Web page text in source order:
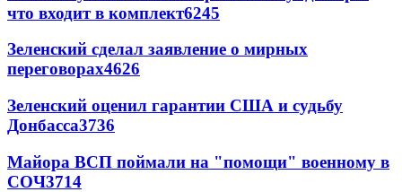
что входит в комплект6245
Зеленский сделал заявление о мирных
переговорах4626
Зеленский оценил гарантии США и судьбу
Донбасса3736
Майора ВСП поймали на "помощи" военному в
СОЧ3714